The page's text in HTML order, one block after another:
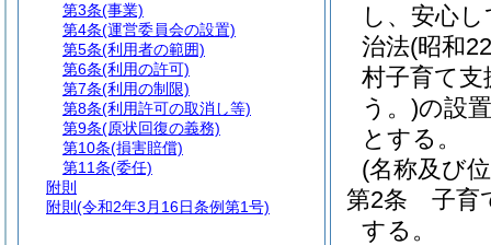
し、安心
治法(昭和
村子育て
う。)の設
とする。
(名称及び
第2条
子育
する。
第3条(事業)
第4条(運営委員会の設置)
第5条(利用者の範囲)
第6条(利用の許可)
第7条(利用の制限)
第8条(利用許可の取消し等)
第9条(原状回復の義務)
第10条(損害賠償)
第11条(委任)
附則
附則 (令和2年3月16日条例第1号)